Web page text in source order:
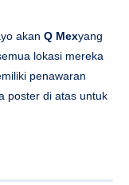
akan Q Mexyang
lokasi mereka
penawaran
poster di atas untuk